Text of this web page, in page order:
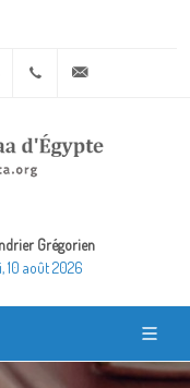
Soundcloud+20 2 25970400
Grégorien
10 août 2026